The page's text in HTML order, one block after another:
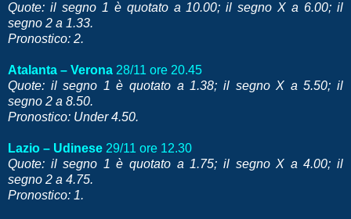
Quote: il segno 1 è quotato a 10.00; il segno X a 6.00; il
segno 2 a 1.33.
Pronostico: 2.
Atalanta – Verona 28/11 ore 20.45
Quote: il segno 1 è quotato a 1.38; il segno X a 5.50; il
segno 2 a 8.50.
Pronostico: Under 4.50.
Lazio – Udinese 29/11 ore 12.30
Quote: il segno 1 è quotato a 1.75; il segno X a 4.00; il
segno 2 a 4.75.
Pronostico: 1.